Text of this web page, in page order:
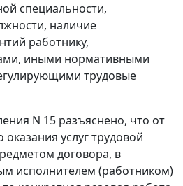
специальности,
наличие
работнику,
иными нормативными
трудовые
N 15 разъяснено, что от
услуг трудовой
договора, в
исполнителем (работником)